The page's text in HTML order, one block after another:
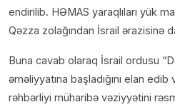
endirilib. HƏMAS yaraqlıları yük
Qəzza zolağından İsrail ərazisinə
Buna cavab olaraq İsrail ordusu
əməliyyatına başladığını elan
rəhbərliyi müharibə vəziyyətini